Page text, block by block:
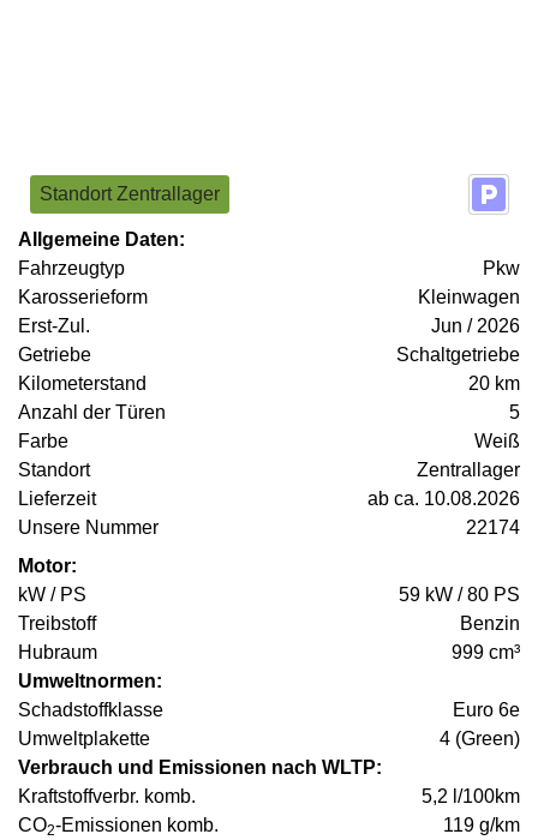
Standort Zentrallager
Allgemeine Daten:
Fahrzeugtyp
Pkw
Karosserieform
Kleinwagen
Erst-Zul.
Jun / 2026
Getriebe
Schaltgetriebe
Kilometerstand
20 km
Anzahl der Türen
5
Farbe
Weiß
Standort
Zentrallager
Lieferzeit
ab ca. 10.08.2026
Unsere Nummer
22174
Motor:
kW / PS
59 kW / 80 PS
Treibstoff
Benzin
Hubraum
999 cm³
Umweltnormen:
Schadstoffklasse
Euro 6e
Umweltplakette
4 (Green)
Verbrauch und Emissionen nach WLTP:
Kraftstoffverbr. komb.
5,2 l/100km
CO2-Emissionen komb.
119 g/km